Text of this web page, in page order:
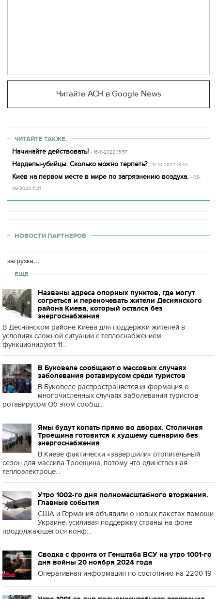
Читайте АСН в Google News
ЧИТАЙТЕ ТАКЖЕ.
Начинайте действовать! - 16-11-2022 15:57
Нардепы-убийцы. Сколько можно терпеть? - 14-10-2022 13:45
Киев на первом месте в мире по загрязнению воздуха. - 05-
09-2022 11:21
НОВОСТИ ПАРТНЕРОВ
загрузка...
ЕЩЕ
Названы адреса опорных пунктов, где могут
согреться и переночевать жители Деснянского
района Киева, который остался без
энергоснабжения
В Деснянском районе Киева для поддержки жителей в
условиях сложной ситуации с теплоснабжением
функционируют 11...
В Буковеле сообщают о массовых случаях
заболевания ротавирусом среди туристов
В Буковеле распространяется информация о
многочисленных случаях заболевания туристов
ротавирусом Об этом сообщ...
Ямы будут копать прямо во дворах. Столичная
Троещина готовится к худшему сценарию без
энергоснабжения
В Киеве фактически «завершили» отопительный
сезон для массива Троещина, потому что единственная
теплоэлектроце...
Утро 1002-го дня полномасштабного вторжения.
Главные события
США и Германия объявили о новых пакетах помощи
Украине, усиливая поддержку страны на фоне
продолжающегося конф...
Сводка с фронта от Генштаба ВСУ на утро 1001-го
дня войны 20 ноября 2024 года
Оперативная информация по состоянию на 2200 19